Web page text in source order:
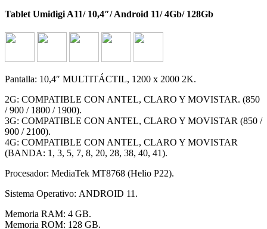
Tablet Umidigi A11/ 10,4″/ Android 11/ 4Gb/ 128Gb
Pantalla: 10,4″ MULTITÁCTIL, 1200 x 2000 2K.
2G: COMPATIBLE CON ANTEL, CLARO Y MOVISTAR. (850
/ 900 / 1800 / 1900).
3G: COMPATIBLE CON ANTEL, CLARO Y MOVISTAR (850 /
900 / 2100).
4G: COMPATIBLE CON ANTEL, CLARO Y MOVISTAR
(BANDA: 1, 3, 5, 7, 8, 20, 28, 38, 40, 41).
Procesador: MediaTek MT8768 (Helio P22).
Sistema Operativo: ANDROID 11.
Memoria RAM: 4 GB.
Memoria ROM: 128 GB.